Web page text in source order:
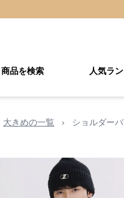
商品を検索 人気ラ
大きめの一覧 › ショルダー